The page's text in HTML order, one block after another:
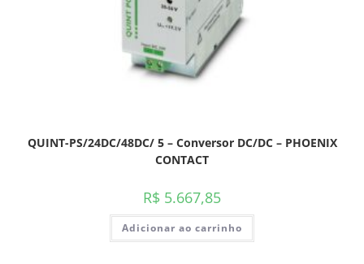
QUINT-PS/24DC/48DC/ 5 – Conversor DC/DC – PHOENIX
CONTACT
R$ 5.667,85
Adicionar ao carrinho